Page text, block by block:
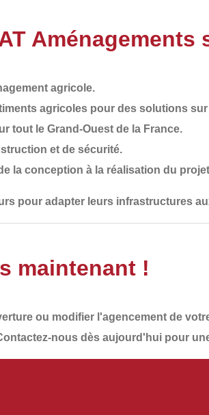
Aménagements
agricole.
agricoles pour des solutions sur
tout le Grand-Ouest de la France.
et de sécurité.
la conception à la réalisation du
pour adapter leurs infrastructures
maintenant !
ou modifier l'agencement de
nous dès aujourd'hui pour